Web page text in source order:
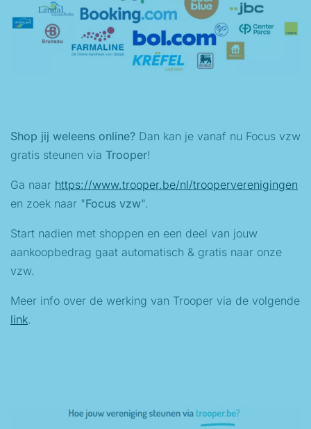
Shop jij weleens online? Dan kan je vanaf nu Focus vzw
gratis steunen via Trooper!
Ga naar https://www.trooper.be/nl/trooperverenigingen
en zoek naar "Focus vzw".
Start nadien met shoppen en een deel van jouw
aankoopbedrag gaat automatisch & gratis naar onze
vzw.
Meer info over de werking van Trooper via de volgende
link.